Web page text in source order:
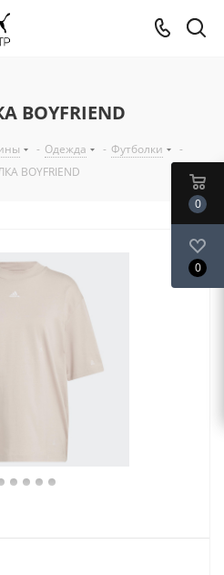
BOYFRIEND
- Одежда - Футболки
-
BOYFRIEND
0
0